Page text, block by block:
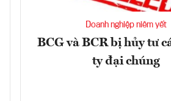
Doanh nghiệp niêm yết
BCG và BCR bị hủy tư
ty đại chúng